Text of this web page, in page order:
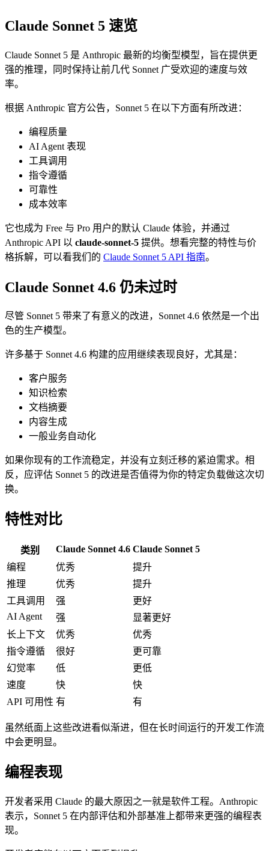
Claude Sonnet 5 速览
Claude Sonnet 5 是 Anthropic 最新的均衡型模型，旨在提供更
强的推理，同时保持让前几代 Sonnet 广受欢迎的速度与效
率。
根据 Anthropic 官方公告，Sonnet 5 在以下方面有所改进：
编程质量
AI Agent 表现
工具调用
指令遵循
可靠性
成本效率
它也成为 Free 与 Pro 用户的默认 Claude 体验，并通过
Anthropic API 以 claude-sonnet-5 提供。想看完整的特性与价
格拆解，可以看我们的 Claude Sonnet 5 API 指南。
Claude Sonnet 4.6 仍未过时
尽管 Sonnet 5 带来了有意义的改进，Sonnet 4.6 依然是一个出
色的生产模型。
许多基于 Sonnet 4.6 构建的应用继续表现良好，尤其是：
客户服务
知识检索
文档摘要
内容生成
一般业务自动化
如果你现有的工作流稳定，并没有立刻迁移的紧迫需求。相
反，应评估 Sonnet 5 的改进是否值得为你的特定负载做这次切
换。
特性对比
类别 Claude Sonnet 4.6 Claude Sonnet 5
编程
优秀
提升
推理
优秀
提升
工具调用
强
更好
AI Agent
强
显著更好
长上下文
优秀
优秀
指令遵循
很好
更可靠
幻觉率
低
更低
速度
快
快
API 可用性 有 有
虽然纸面上这些改进看似渐进，但在长时间运行的开发工作流
中会更明显。
编程表现
开发者采用 Claude 的最大原因之一就是软件工程。Anthropic
表示，Sonnet 5 在内部评估和外部基准上都带来更强的编程表
现。